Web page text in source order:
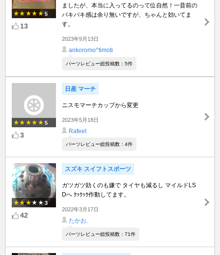
5
13
ましたが、本当に入ってるのって位自然！一昔前の
バキバキ感は余り無いですが、ちゃんと効いてま
す。
2023年9月13日
ankoromo^timoti
パーツレビュー総投稿数：5件
5
3
日産 マーチ
ニスモマーチカップから変更
2023年5月18日
Rafeet
パーツレビュー総投稿数：4件
3
42
スズキ スイフトスポーツ
ガツガツ効くのも嫌で タイヤも減るし マイルドLS
Dへ ｸｯｸｯｸ作動してます。
2022年3月17日
たかお.
パーツレビュー総投稿数：71件